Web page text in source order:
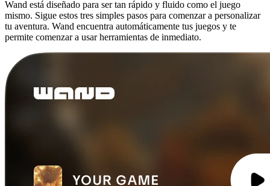
Wand está diseñado para ser tan rápido y fluido como el juego
mismo. Sigue estos tres simples pasos para comenzar a personalizar
tu aventura. Wand encuentra automáticamente tus juegos y te
permite comenzar a usar herramientas de inmediato.